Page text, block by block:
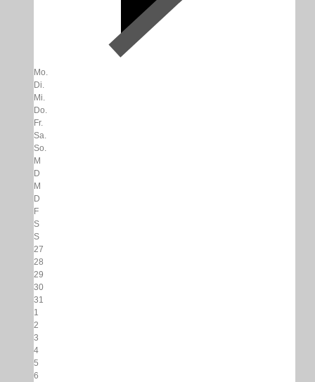
Mo.
Di.
Mi.
Do.
Fr.
Sa.
So.
M
D
M
D
F
S
S
27
28
29
30
31
1
2
3
4
5
6